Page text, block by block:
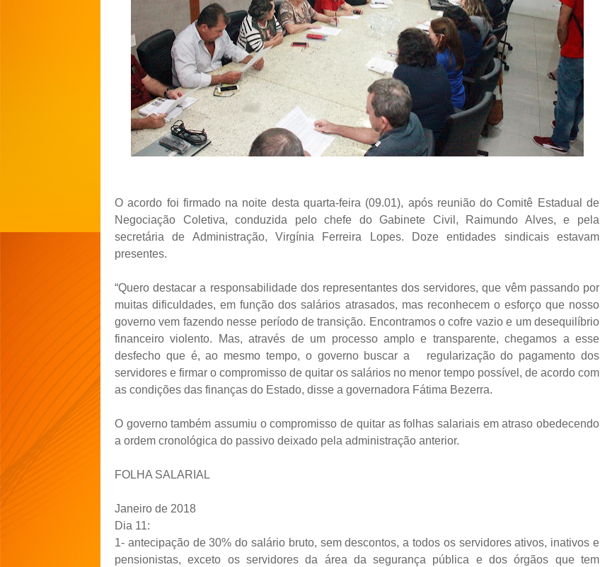
O acordo foi firmado na noite desta quarta-feira (09.01), após reunião do Comitê Estadual de
Negociação Coletiva, conduzida pelo chefe do Gabinete Civil, Raimundo Alves, e pela
secretária de Administração, Virgínia Ferreira Lopes. Doze entidades sindicais estavam
presentes.
“Quero destacar a responsabilidade dos representantes dos servidores, que vêm passando por
muitas dificuldades, em função dos salários atrasados, mas reconhecem o esforço que nosso
governo vem fazendo nesse período de transição. Encontramos o cofre vazio e um desequilíbrio
financeiro violento. Mas, através de um processo amplo e transparente, chegamos a esse
desfecho que é, ao mesmo tempo, o governo buscar a regularização do pagamento dos
servidores e firmar o compromisso de quitar os salários no menor tempo possível, de acordo com
as condições das finanças do Estado, disse a governadora Fátima Bezerra.
O governo também assumiu o compromisso de quitar as folhas salariais em atraso obedecendo
a ordem cronológica do passivo deixado pela administração anterior.
FOLHA SALARIAL
Janeiro de 2018
Dia 11:
1- antecipação de 30% do salário bruto, sem descontos, a todos os servidores ativos, inativos e
pensionistas, exceto os servidores da área da segurança pública e dos órgãos que tem